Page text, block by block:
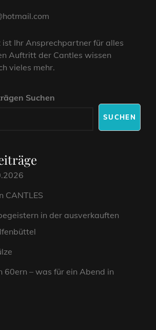
Ihr Ansprechpartner für alles
Auftritt der Cantles wissen
vieles mehr.
Suchen
SUCHEN
CANTLES
in der ausverkauften
60ern – was für ein Abend in